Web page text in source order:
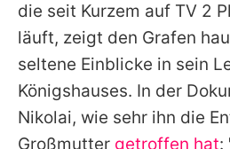
Utiq
die seit Kurzem auf TV 2
läuft, zeigt den Grafen
seltene Einblicke in sein
Königshauses. In der
Nikolai, wie sehr ihn die
Großmutter getroffen hat: